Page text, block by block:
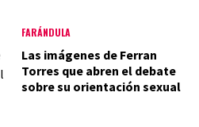
FARÁNDULA
Las imágenes de Ferran
Torres que abren el debate
sobre su orientación sexual